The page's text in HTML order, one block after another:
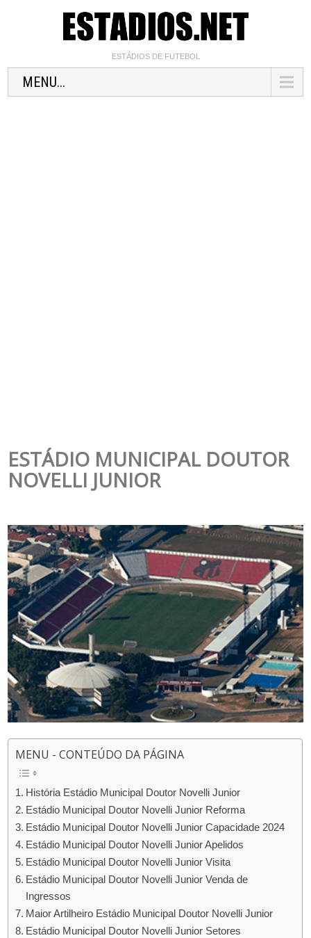
ESTÁDIOS DE FUTEBOL
MENU...
ESTÁDIO MUNICIPAL DOUTOR
NOVELLI JUNIOR
MENU - CONTEÚDO DA PÁGINA
História Estádio Municipal Doutor Novelli Junior
Estádio Municipal Doutor Novelli Junior Reforma
Estádio Municipal Doutor Novelli Junior Capacidade 2024
Estádio Municipal Doutor Novelli Junior Apelidos
Estádio Municipal Doutor Novelli Junior Visita
Estádio Municipal Doutor Novelli Junior Venda de
Ingressos
Maior Artilheiro Estádio Municipal Doutor Novelli Junior
Estádio Municipal Doutor Novelli Junior Setores